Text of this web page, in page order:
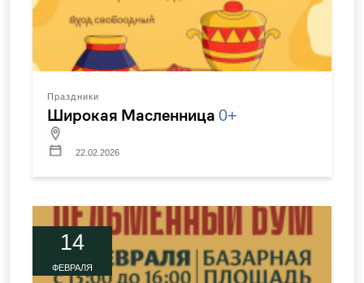
Праздники
Широкая Масленница 0+
22.02.2026
14
ФЕВРАЛЯ